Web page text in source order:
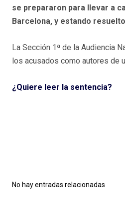
se prepararon para llevar a
Barcelona, y estando
La Sección 1ª de la Audiencia
los acusados como autores de
¿Quiere leer la sentencia?
No hay entradas relacionadas